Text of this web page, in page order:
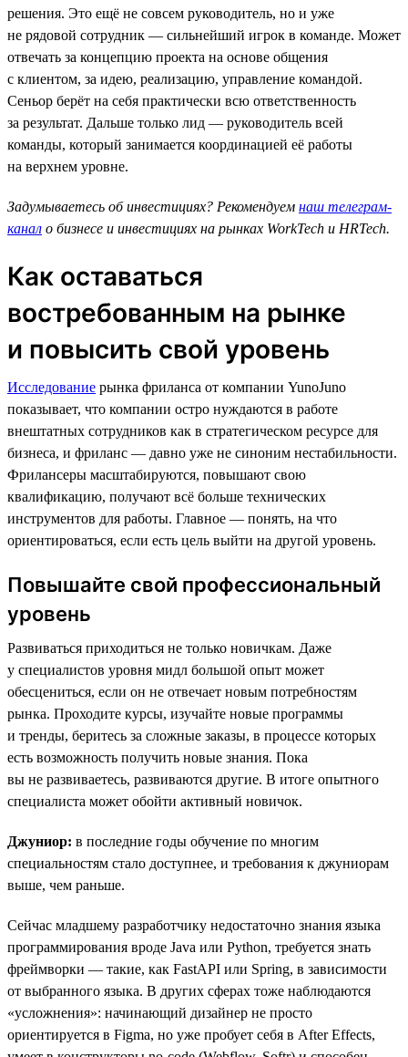
решения. Это ещё не совсем руководитель, но и уже
не рядовой сотрудник — сильнейший игрок в команде. Может
отвечать за концепцию проекта на основе общения
с клиентом, за идею, реализацию, управление командой.
Сеньор берёт на себя практически всю ответственность
за результат. Дальше только лид — руководитель всей
команды, который занимается координацией её работы
на верхнем уровне.
Задумываетесь об инвестициях? Рекомендуем наш телеграм-
канал о бизнесе и инвестициях на рынках WorkTech и HRTech.
Как оставаться
востребованным на рынке
и повысить свой уровень
Исследование рынка фриланса от компании YunoJuno
показывает, что компании остро нуждаются в работе
внештатных сотрудников как в стратегическом ресурсе для
бизнеса, и фриланс — давно уже не синоним нестабильности.
Фрилансеры масштабируются, повышают свою
квалификацию, получают всё больше технических
инструментов для работы. Главное — понять, на что
ориентироваться, если есть цель выйти на другой уровень.
Повышайте свой профессиональный
уровень
Развиваться приходиться не только новичкам. Даже
у специалистов уровня мидл большой опыт может
обесцениться, если он не отвечает новым потребностям
рынка. Проходите курсы, изучайте новые программы
и тренды, беритесь за сложные заказы, в процессе которых
есть возможность получить новые знания. Пока
вы не развиваетесь, развиваются другие. В итоге опытного
специалиста может обойти активный новичок.
Джуниор: в последние годы обучение по многим
специальностям стало доступнее, и требования к джуниорам
выше, чем раньше.
Сейчас младшему разработчику недостаточно знания языка
программирования вроде Java или Python, требуется знать
фреймворки — такие, как FastAPI или Spring, в зависимости
от выбранного языка. В других сферах тоже наблюдаются
«усложнения»: начинающий дизайнер не просто
ориентируется в Figma, но уже пробует себя в After Effects,